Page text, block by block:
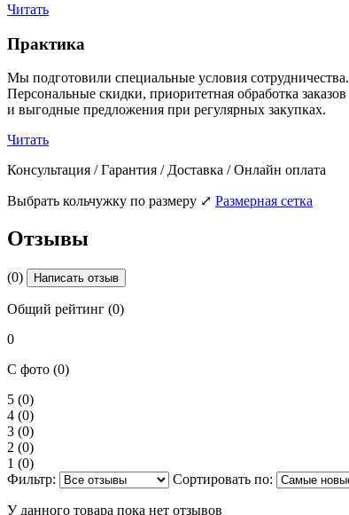
Читать
Практика
Мы подготовили специальные условия сотрудничества.
Персональные скидки, приоритетная обработка заказов
и выгодные предложения при регулярных закупках.
Читать
Консультация / Гарантия / Доставка / Онлайн оплата
Выбрать кольчужку по размеру ⤢ Размерная сетка
Отзывы
(0) Написать отзыв
Общий рейтинг (0)
0
С фото (0)
5 (0)
4 (0)
3 (0)
2 (0)
1 (0)
Фильтр:
Сортировать по:
У данного товара пока нет отзывов